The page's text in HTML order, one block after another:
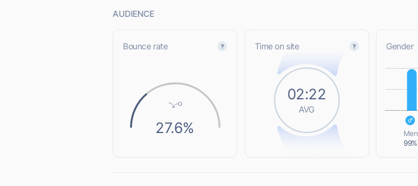
AUDIENCE
Bounce rate
27.6%
Time on site
02:22
AVG
Gender
L
Men
99%